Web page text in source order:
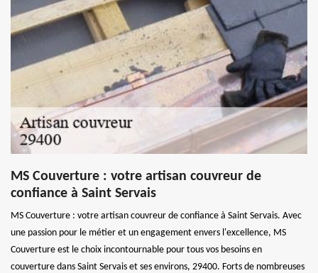
MS Couverture : votre artisan couvreur de
confiance à Saint Servais
MS Couverture : votre artisan couvreur de confiance à Saint Servais. Avec
une passion pour le métier et un engagement envers l'excellence, MS
Couverture est le choix incontournable pour tous vos besoins en
couverture dans Saint Servais et ses environs, 29400. Forts de nombreuses